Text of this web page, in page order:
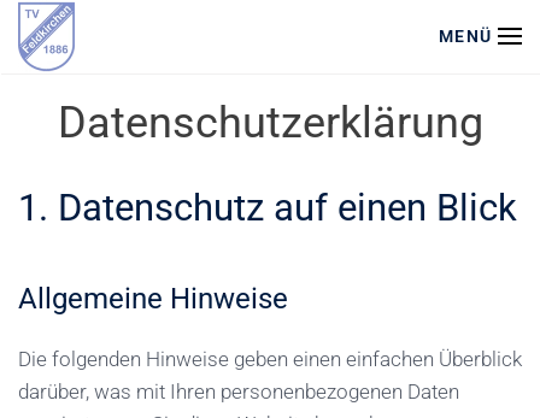
Zum Hauptinhalt springen
MENÜ
Datenschutzerklärung
1. Datenschutz auf einen Blick
Allgemeine Hinweise
Die folgenden Hinweise geben einen einfachen Überblick
darüber, was mit Ihren personenbezogenen Daten